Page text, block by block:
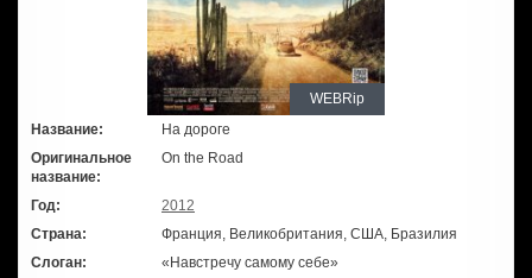
WEBRip
Название:
На дороге
Оригинальное
название:
On the Road
Год:
2012
Страна:
Франция, Великобритания, США, Бразилия
Слоган:
«Навстречу самому себе»